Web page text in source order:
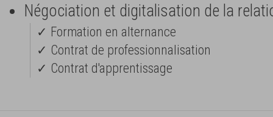
Négociation et digitalisation de la
✓ Formation en alternance
✓ Contrat de professionnalisation
✓ Contrat d'apprentissage